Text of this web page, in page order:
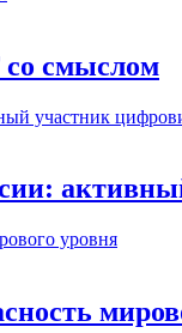
смыслом